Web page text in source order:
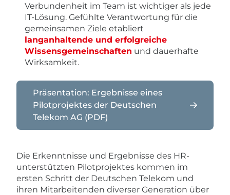
Verbundenheit im Team ist wichtiger als jede
IT-Lösung. Gefühlte Verantwortung für die
gemeinsamen Ziele etabliert
langanhaltende und erfolgreiche
Wissensgemeinschaften und dauerhafte
Wirksamkeit.
Präsentation: Ergebnisse eines
Pilotprojektes der Deutschen
Telekom AG (PDF)
Die Erkenntnisse und Ergebnisse des HR-
unterstützten Pilotprojektes kommen im
ersten Schritt der Deutschen Telekom und
ihren Mitarbeitenden diverser Generation über